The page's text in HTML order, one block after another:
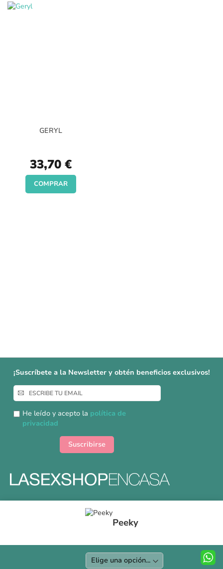
Peeky
GERYL
33,70 €
COMPRAR
¡Suscríbete a la Newsletter y obtén beneficios exclusivos!
Inscríbase
a
nuestro
boletín
He leído y acepto la política de
privacidad
Suscribirse
Formas y gastos de envíos
Protección a Compradores